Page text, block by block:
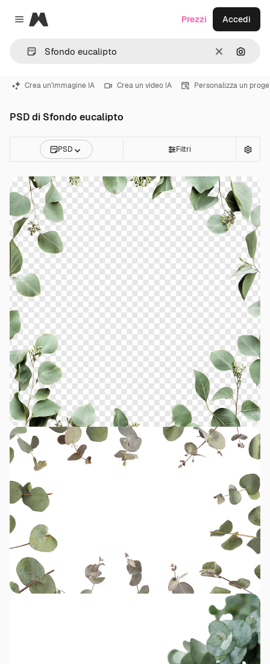
Close menu
Magnific
CancellaCerca
Prezzi Accedi
Crea un'immagine IA Crea un video IA Personalizza un
PSD di Sfondo eucalipto
PSD Filtri